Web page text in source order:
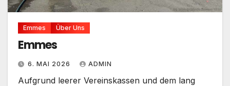
Emmes Über Uns
Emmes
6. MAI 2026 ADMIN
Aufgrund leerer Vereinskassen und dem lang